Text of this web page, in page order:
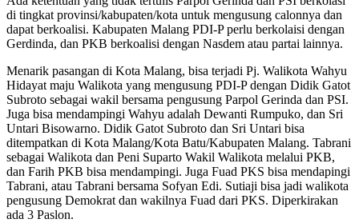
di tingkat provinsi/kabupaten/kota untuk mengusung calonnya dan
dapat berkoalisi. Kabupaten Malang PDI-P perlu berkolaisi dengan
Gerdinda, dan PKB berkoalisi dengan Nasdem atau partai lainnya.
Menarik pasangan di Kota Malang, bisa terjadi Pj. Walikota Wahyu
Hidayat maju Walikota yang mengusung PDI-P dengan Didik Gatot
Subroto sebagai wakil bersama pengusung Parpol Gerinda dan PSI.
Juga bisa mendampingi Wahyu adalah Dewanti Rumpuko, dan Sri
Untari Bisowarno. Didik Gatot Subroto dan Sri Untari bisa
ditempatkan di Kota Malang/Kota Batu/Kabupaten Malang. Tabrani
sebagai Walikota dan Peni Suparto Wakil Walikota melalui PKB,
dan Farih PKB bisa mendampingi. Juga Fuad PKS bisa mendapingi
Tabrani, atau Tabrani bersama Sofyan Edi. Sutiaji bisa jadi walikota
pengusung Demokrat dan wakilnya Fuad dari PKS. Diperkirakan
ada 3 Paslon.